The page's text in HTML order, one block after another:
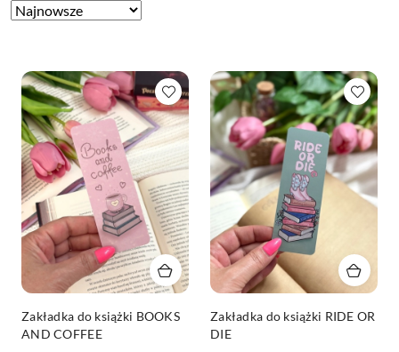
Zastosowano
Sortuj
Zakładka do książki BOOKS
AND COFFEE
Zakładka do książki RIDE OR
DIE